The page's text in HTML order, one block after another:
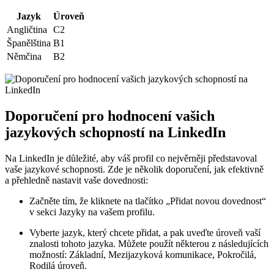
Jazyk
Úroveň
Angličtina
C2
Španělština B1
Němčina
B2
Doporučení pro ⁤hodnocení vašich
jazykových schopností na LinkedIn
Na‌ LinkedIn je důležité, aby váš profil co nejvěrněji ⁤představoval
vaše jazykové schopnosti. Zde je několik doporučení, jak efektivně​
a přehledně nastavit vaše ‌dovednosti:
Začněte tím,‌ že kliknete na​ tlačítko „Přidat⁣ novou ⁣dovednost“
v sekci⁤ Jazyky na vašem profilu.
Vyberte jazyk, který chcete přidat, a pak uveďte úroveň ⁣vaší
znalosti tohoto jazyka. Můžete použít některou z následujících
možností: ‍Základní, Mezijazyková komunikace, Pokročilá,​
Rodilá úroveň.